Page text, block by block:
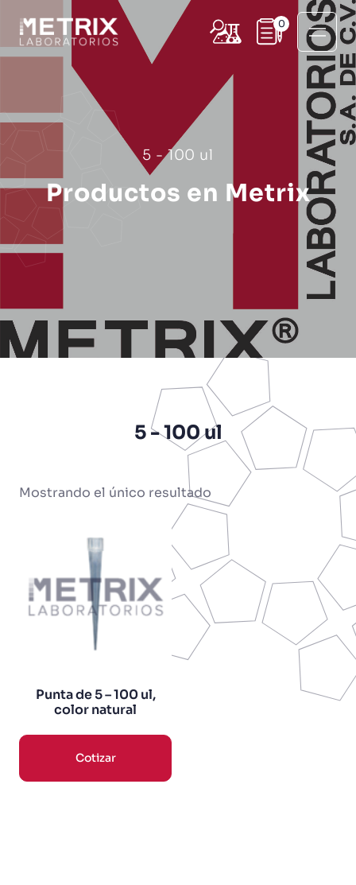
0
5 - 100 ul
Productos en Metrix
5 - 100 ul
Mostrando el único resultado
Punta de 5 – 100 ul,
color natural
Cotizar